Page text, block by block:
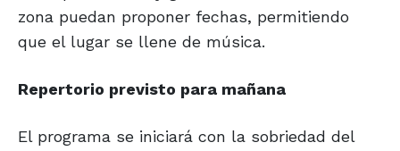
zona puedan proponer fechas, permitiendo
que el lugar se llene de música.
Repertorio previsto para mañana
El programa se iniciará con la sobriedad del